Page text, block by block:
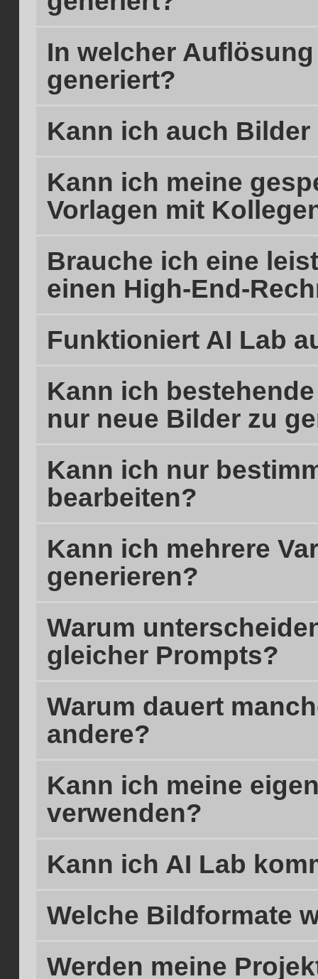
In welcher
generiert?
Kann ich auch
Kann ich meine
Vorlagen mit
Brauche ich eine
einen High-End-
Funktioniert AI Lab
Kann ich
nur neue Bilder zu
Kann ich nur
bearbeiten?
Kann ich mehrere
generieren?
Warum
gleicher Prompts?
Warum dauert
andere?
Kann ich meine
verwenden?
Kann ich AI Lab
Welche Bildformate
Werden meine